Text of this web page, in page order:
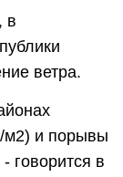
в
ветра.
м2) и порывы
говорится в